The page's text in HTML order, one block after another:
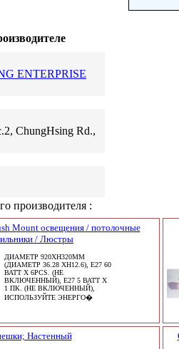
ENTERPRISE
ChungHsing Rd.,
производителя :
Mount освещения / потолочные
/ Люстры
ДИАМЕТР 920XH320MM
(ДИАМЕТР 36.28 XH12.6), E27 60
ВАТТ X 6PCS. (НЕ
ВКЛЮЧЕННЫЙ), E27 5 ВАТТ X
1 ПК. (НЕ ВКЛЮЧЕННЫЙ),
ИСПОЛЬЗУЙТЕ ЭНЕРГО�
Настенный